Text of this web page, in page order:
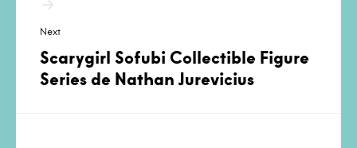
Next
Scarygirl Sofubi Collectible Figure
Series de Nathan Jurevicius